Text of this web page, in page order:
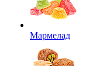
Мармелад